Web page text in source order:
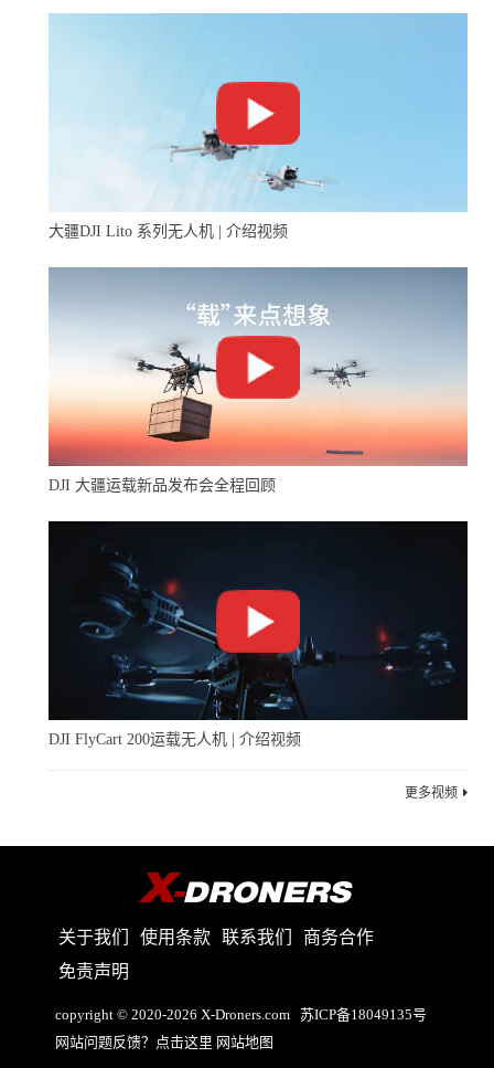
问题，年终奖将做清零处理，所得用来奖励有功劳的采购
大疆DJI Lito 系列无人机 | 介绍视频
DJI 大疆运载新品发布会全程回顾
DJI FlyCart 200运载无人机 | 介绍视频
更多视频
关于我们 使用条款 联系我们
商务合作
免责声明
copyright © 2020-2026 X-Droners.com 苏ICP备18049135号
网站问题反馈？点击这里 网站地图